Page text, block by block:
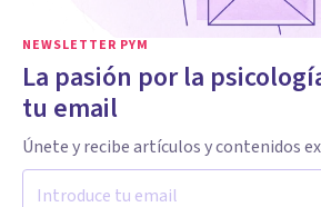
NEWSLETTER PYM
La pasión por la
tu email
Únete y recibe artículos y contenidos